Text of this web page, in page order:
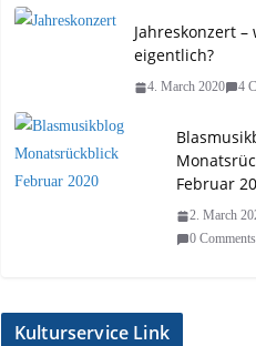
Jahreskonzert –
eigentlich?
4. March 2020 4
Februar
2. March
0 Comments
Kulturservice Link